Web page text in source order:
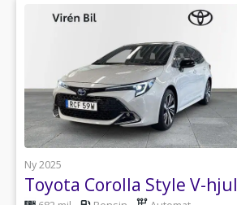
Ny 2025
Toyota Corolla Style V-hjul